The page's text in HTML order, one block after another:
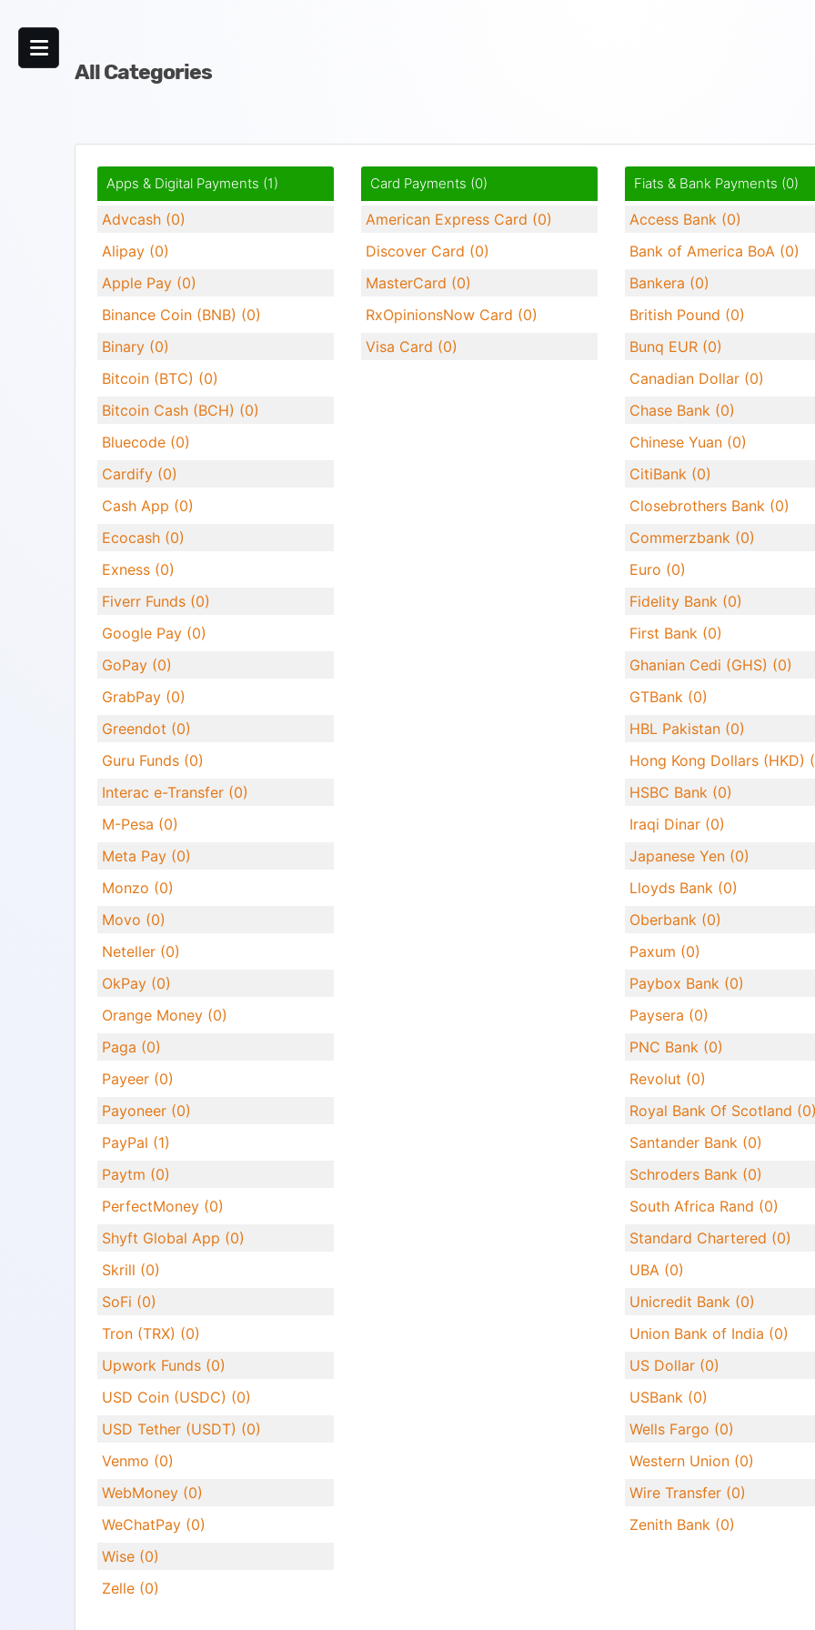
All Categories
Apps & Digital Payments (1)
Advcash (0)
Alipay (0)
Apple Pay (0)
Binance Coin (BNB) (0)
Binary (0)
Bitcoin (BTC) (0)
Bitcoin Cash (BCH) (0)
Bluecode (0)
Cardify (0)
Cash App (0)
Ecocash (0)
Exness (0)
Fiverr Funds (0)
Google Pay (0)
GoPay (0)
GrabPay (0)
Greendot (0)
Guru Funds (0)
Interac e-Transfer (0)
M-Pesa (0)
Meta Pay (0)
Monzo (0)
Movo (0)
Neteller (0)
OkPay (0)
Orange Money (0)
Paga (0)
Payeer (0)
Payoneer (0)
PayPal (1)
Paytm (0)
PerfectMoney (0)
Shyft Global App (0)
Skrill (0)
SoFi (0)
Tron (TRX) (0)
Upwork Funds (0)
USD Coin (USDC) (0)
USD Tether (USDT) (0)
Venmo (0)
WebMoney (0)
WeChatPay (0)
Wise (0)
Zelle (0)
Card Payments (0)
American Express Card (0)
Discover Card (0)
MasterCard (0)
RxOpinionsNow Card (0)
Visa Card (0)
Fiats & Bank Payments (0)
Access Bank (0)
Bank of America BoA (0)
Bankera (0)
British Pound (0)
Bunq EUR (0)
Canadian Dollar (0)
Chase Bank (0)
Chinese Yuan (0)
CitiBank (0)
Closebrothers Bank (0)
Commerzbank (0)
Euro (0)
Fidelity Bank (0)
First Bank (0)
Ghanian Cedi (GHS) (0)
GTBank (0)
HBL Pakistan (0)
Hong Kong Dollars (HKD)
HSBC Bank (0)
Iraqi Dinar (0)
Japanese Yen (0)
Lloyds Bank (0)
Oberbank (0)
Paxum (0)
Paybox Bank (0)
Paysera (0)
PNC Bank (0)
Revolut (0)
Royal Bank Of Scotland
Santander Bank (0)
Schroders Bank (0)
South Africa Rand (0)
Standard Chartered (0)
UBA (0)
Unicredit Bank (0)
Union Bank of India (0)
US Dollar (0)
USBank (0)
Wells Fargo (0)
Western Union (0)
Wire Transfer (0)
Zenith Bank (0)